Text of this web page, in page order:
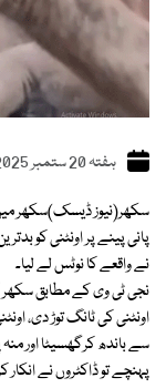
ہفتہ 20 ستمبر 2025
سکھر(نیوز ڈیسک)سکھر
پانی پینے پر اونٹنی کو
نے واقعے کا نوٹس لے لیا۔
نجی ٹی وی کے مطابق سکھر
اونٹنی کی ٹانگ توڑ دی،
سے باندھ کرگھسیٹا اور
پہنچے تو ڈاکٹروں نے انکار